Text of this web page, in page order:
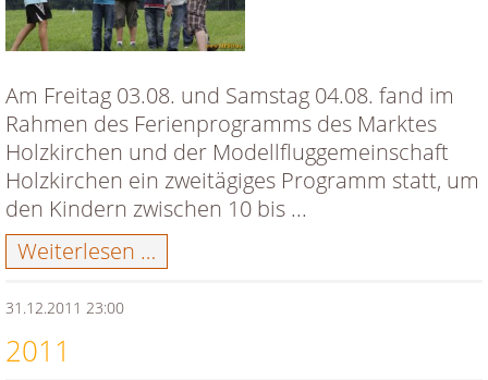
Am Freitag 03.08. und Samstag 04.08. fand im
Rahmen des Ferienprogramms des Marktes
Holzkirchen und der Modellfluggemeinschaft
Holzkirchen ein zweitägiges Programm statt, um
den Kindern zwischen 10 bis ...
Weiterlesen …
MFG-
31.12.2011 23:00
2011